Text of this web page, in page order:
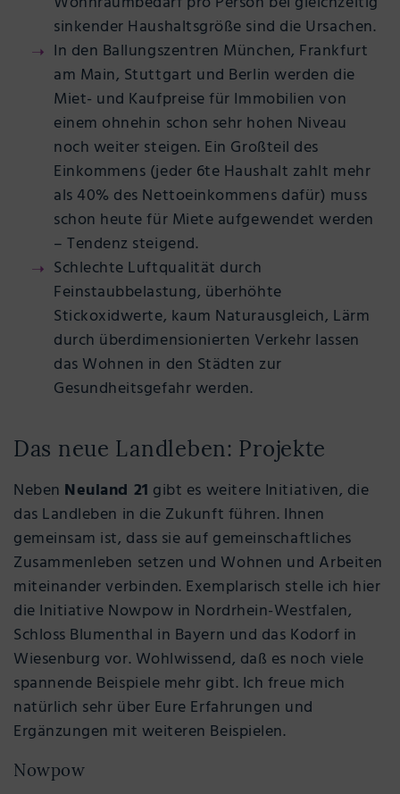
sinkender Haushaltsgröße sind die Ursachen.
In den Ballungszentren München, Frankfurt
am Main, Stuttgart und Berlin werden die
Miet- und Kaufpreise für Immobilien von
einem ohnehin schon sehr hohen Niveau
noch weiter steigen. Ein Großteil des
Einkommens (jeder 6te Haushalt zahlt mehr
als 40% des Nettoeinkommens dafür) muss
schon heute für Miete aufgewendet werden
– Tendenz steigend.
Schlechte Luftqualität durch
Feinstaubbelastung, überhöhte
Stickoxidwerte, kaum Naturausgleich, Lärm
durch überdimensionierten Verkehr lassen
das Wohnen in den Städten zur
Gesundheitsgefahr werden.
Das neue Landleben: Projekte
Neben Neuland 21 gibt es weitere Initiativen, die
das Landleben in die Zukunft führen. Ihnen
gemeinsam ist, dass sie auf gemeinschaftliches
Zusammenleben setzen und Wohnen und Arbeiten
miteinander verbinden. Exemplarisch stelle ich hier
die Initiative Nowpow in Nordrhein-Westfalen,
Schloss Blumenthal in Bayern und das Kodorf in
Wiesenburg vor. Wohlwissend, daß es noch viele
spannende Beispiele mehr gibt. Ich freue mich
natürlich sehr über Eure Erfahrungen und
Ergänzungen mit weiteren Beispielen.
Nowpow